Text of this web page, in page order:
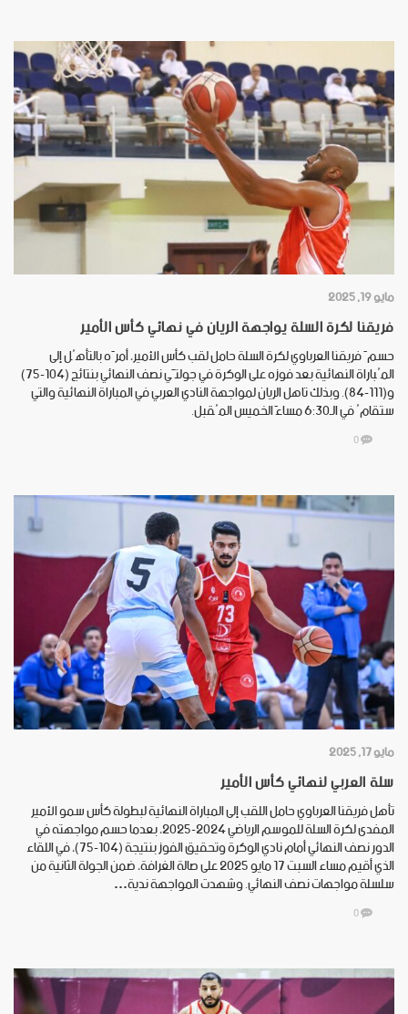
مايو 19, 2025
فريقنا لكرة السلة يواجهة الريان في نهائي كأس الأمير
حسمَ فريقنا العرباوي لكرة السلة حامل لقب كأس الأمير، أمرَه بالتأهُل إلى
المُباراة النهائية بعد فوزه على الوكرة في جولتَي نصف النهائي بنتائج (104-75)
و(111-84). وبذلك تاهل الريان لمواجهة النادي العربي في المباراة النهائية والتي
ستقامُ في الـ6:30 مساءَ الخميس المُقبل.
0
مايو 17, 2025
سلة العربي لنهائي كأس الأمير
تأهل فريقنا العرباوي حامل اللقب إلى المباراة النهائية لبطولة كأس سمو الأمير
المفدى لكرة السلة للموسم الرياضي 2024-2025، بعدما حسم مواجهته في
الدور نصف النهائي أمام نادي الوكرة وتحقيق الفوز بنتيجة (104-75)، في اللقاء
الذي أقيم مساء السبت 17 مايو 2025 على صالة الغرافة، ضمن الجولة الثانية من
سلسلة مواجهات نصف النهائي. وشهدت المواجهة ندية…
0